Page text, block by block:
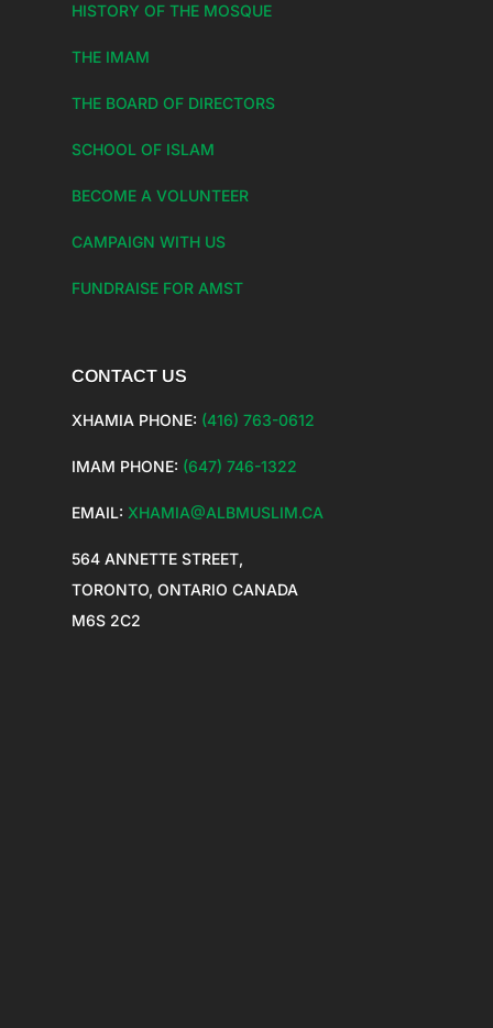
HISTORY OF THE MOSQUE
THE IMAM
THE BOARD OF DIRECTORS
SCHOOL OF ISLAM
BECOME A VOLUNTEER
CAMPAIGN WITH US
FUNDRAISE FOR AMST
CONTACT US
XHAMIA PHONE: (416) 763-0612
IMAM PHONE: (647) 746-1322
EMAIL: XHAMIA@ALBMUSLIM.CA
564 ANNETTE STREET,
TORONTO, ONTARIO CANADA
M6S 2C2